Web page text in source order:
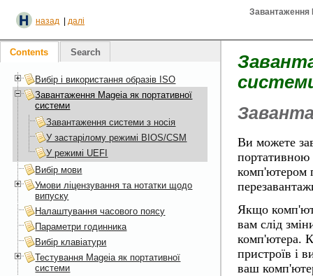
назад далі
Завантаження
Ви можете
портативною
комп'ютером
Якщо
вам слід
комп'ютера.
пристроїв і
ваш
Contents Search
Вибір і використання образів ISO
Завантаження Mageia як портативної
системи
Завантаження системи з носія
У застарілому режимі BIOS/CSM
У режимі UEFI
Вибір мови
Умови ліцензування та нотатки щодо
випуску
Налаштування часового поясу
Параметри годинника
Вибір клавіатури
Тестування Mageia як портативної
системи